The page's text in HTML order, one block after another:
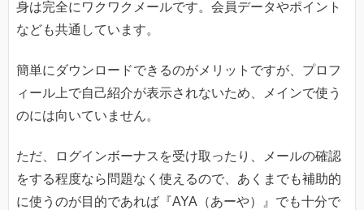
身は完全にワクワクメールです。会員データやポイント
なども共通しています。
簡単にダウンロードできるのがメリットですが、プロフ
ィール上で自己紹介が表示されないため、メインで使う
のには向いていません。
ただ、ログインボーナスを受け取ったり、メールの確認
をする程度なら問題なく使えるので、あくまでも補助的
に使うのが目的であれば『AYA（あーや）』でも十分で